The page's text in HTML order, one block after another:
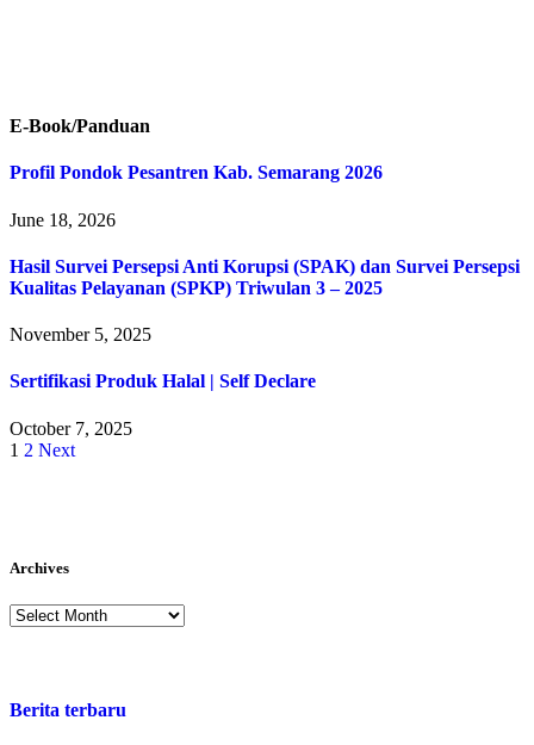
E-Book/Panduan
Profil Pondok Pesantren Kab. Semarang 2026
June 18, 2026
Hasil Survei Persepsi Anti Korupsi (SPAK) dan Survei Persepsi
Kualitas Pelayanan (SPKP) Triwulan 3 – 2025
November 5, 2025
Sertifikasi Produk Halal | Self Declare
October 7, 2025
1 2 Next
Archives
Berita terbaru